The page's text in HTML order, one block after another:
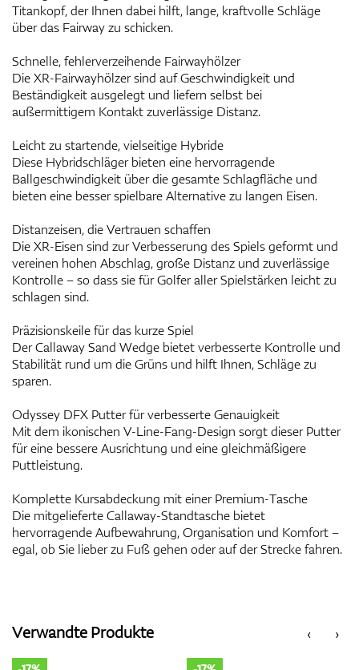
Titankopf, der Ihnen dabei hilft, lange, kraftvolle Schläge
über das Fairway zu schicken.
Schnelle, fehlerverzeihende Fairwayhölzer
Die XR-Fairwayhölzer sind auf Geschwindigkeit und
Beständigkeit ausgelegt und liefern selbst bei
außermittigem Kontakt zuverlässige Distanz.
Leicht zu startende, vielseitige Hybride
Diese Hybridschläger bieten eine hervorragende
Ballgeschwindigkeit über die gesamte Schlagfläche und
bieten eine besser spielbare Alternative zu langen Eisen.
Distanzeisen, die Vertrauen schaffen
Die XR-Eisen sind zur Verbesserung des Spiels geformt und
vereinen hohen Abschlag, große Distanz und zuverlässige
Kontrolle – so dass sie für Golfer aller Spielstärken leicht zu
schlagen sind.
Präzisionskeile für das kurze Spiel
Der Callaway Sand Wedge bietet verbesserte Kontrolle und
Stabilität rund um die Grüns und hilft Ihnen, Schläge zu
sparen.
Odyssey DFX Putter für verbesserte Genauigkeit
Mit dem ikonischen V-Line-Fang-Design sorgt dieser Putter
für eine bessere Ausrichtung und eine gleichmäßigere
Puttleistung.
Komplette Kursabdeckung mit einer Premium-Tasche
Die mitgelieferte Callaway-Standtasche bietet
hervorragende Aufbewahrung, Organisation und Komfort –
egal, ob Sie lieber zu Fuß gehen oder auf der Strecke fahren.
‹
Verwandte Produkte ›